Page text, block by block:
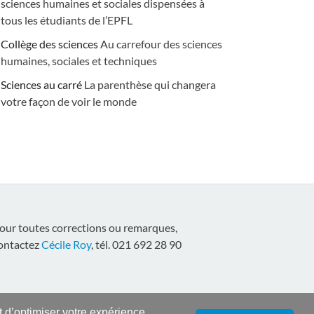
sciences humaines et sociales dispensées à
tous les étudiants de l’EPFL
Collège des sciencesAu carrefour des sciences
humaines, sociales et techniques
Sciences au carré La parenthèse qui changera
votre façon de voir le monde
toutes corrections ou remarques,
Cécile Roy, tél. 021 692 28 90